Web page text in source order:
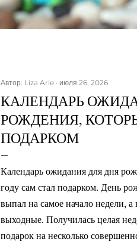
Автор: Liza Arie июля 26, 2026
КАЛЕНДАРЬ
РОЖДЕНИЯ,
ПОДАРКОМ
Календарь ожидания для дня
году сам стал подарком. День
выпал на самое начало недели, а
выходные. Получилась целая
подарок на несколько